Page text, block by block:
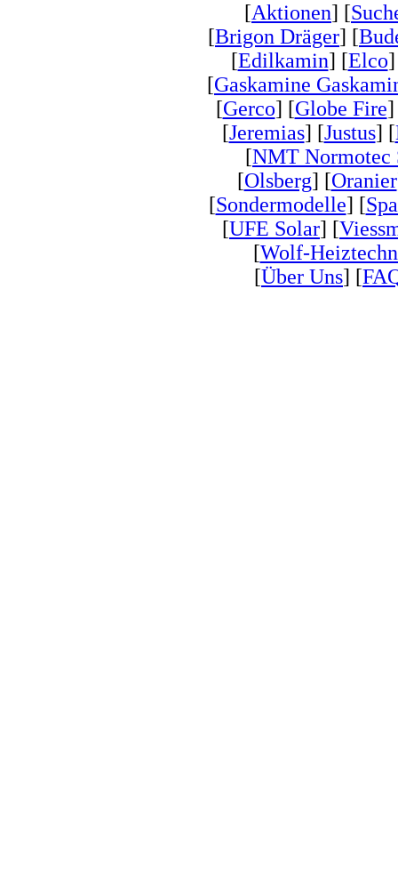
[Aktionen] [
[Brigon Dräger] [
[Edilkamin] [Elco
[Gaskamine
[Gerco] [Globe Fire
[Jeremias] [Justus] [
[NMT Normotec
[Olsberg] [Oranier
[Sondermodelle] [
[UFE Solar] [
[Wolf-
[Über Uns] [